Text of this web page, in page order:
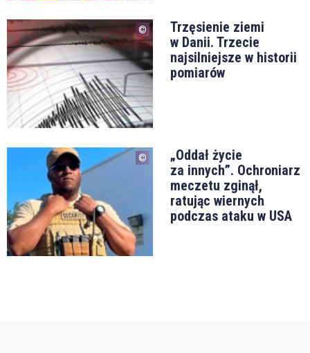
Trzęsienie ziemi
w Danii. Trzecie
najsilniejsze w historii
pomiarów
„Oddał życie
za innych”. Ochroniarz
meczetu zginął,
ratując wiernych
podczas ataku w USA